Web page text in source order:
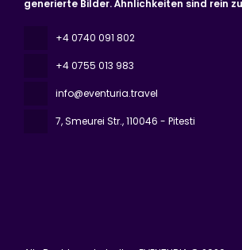
generierte Bilder. Ähnlichkeiten sind rein
+4 0740 091 802
+4 0755 013 983
info@eventuria.travel
7, Smeurei Str., 110046 - Pitesti